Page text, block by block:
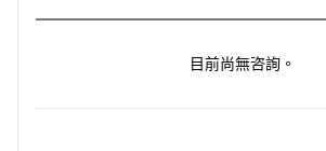
目前尚無咨詢。